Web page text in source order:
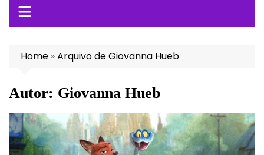
Home »Arquivo de Giovanna Hueb
Autor: Giovanna Hueb